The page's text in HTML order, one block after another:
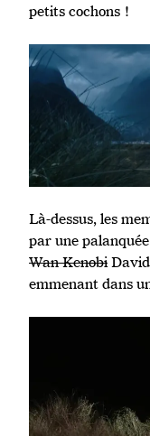
petits cochons !
Là-dessus, les
par une
Wan KenobiDavid
emmenant dans